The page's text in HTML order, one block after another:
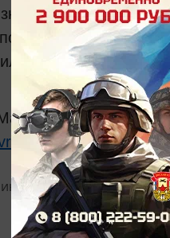
с детства,—
В ней
Подольская.
Подольской
moskovskie-
в Telegram-